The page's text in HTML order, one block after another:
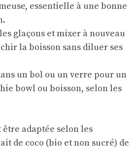
essentielle à une bonne
glaçons et mixer à nouveau
la boisson sans diluer ses
un bol ou un verre pour un
bowl ou boisson, selon les
adaptée selon les
de coco (bio et non sucré) de